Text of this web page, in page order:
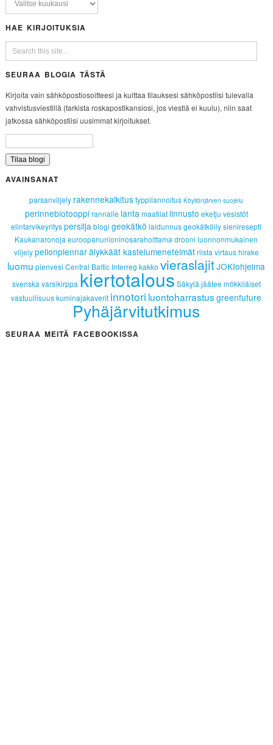
HAE KIRJOITUKSIA
SEURAA BLOGIA TÄSTÄ
Kirjoita vain sähköpostiosoitteesi ja kuittaa tilauksesi sähköpostiisi tulevalla
vahvistusviestillä (tarkista roskapostikansiosi, jos viestiä ei kuulu), niin saat
jatkossa sähköpostiisi uusimmat kirjoitukset.
AVAINSANAT
parsanviljely rakennekalkitus typpilannoitus Köyliönjärven suojelu
perinnebiotooppirannalle lanta maatilat linnusto eketju vesistöt
elintarvikeyritys persilja blogi geokätkö laidunnus geokätköily sieniresepti
Kaukanaronoja euroopanunioninosarahoittama drooni luonnonmukainen
viljelypellonpiennarälykkäät kastelumenetelmätriista virtaushirake
luomu pienvesi Central Baltic Interreg kakko vieraslajitJOKIohjelma
svenska varsikirppa kiertotalous Säkylä jäätee mökkiläiset
vastuullisuus kuminajakaverit innotori luontoharrastus greenfuture
Pyhäjärvitutkimus
SEURAA MEITÄ FACEBOOKISSA